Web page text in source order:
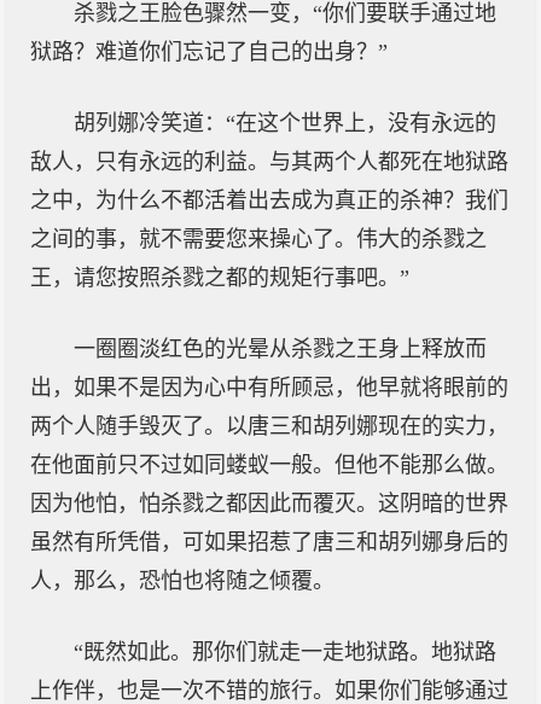
杀戮之王脸色骤然一变，“你们要联手通过地
狱路？难道你们忘记了自己的出身？”
胡列娜冷笑道：“在这个世界上，没有永远的
敌人，只有永远的利益。与其两个人都死在地狱路
之中，为什么不都活着出去成为真正的杀神？我们
之间的事，就不需要您来操心了。伟大的杀戮之
王，请您按照杀戮之都的规矩行事吧。”
一圈圈淡红色的光晕从杀戮之王身上释放而
出，如果不是因为心中有所顾忌，他早就将眼前的
两个人随手毁灭了。以唐三和胡列娜现在的实力，
在他面前只不过如同蝼蚁一般。但他不能那么做。
因为他怕，怕杀戮之都因此而覆灭。这阴暗的世界
虽然有所凭借，可如果招惹了唐三和胡列娜身后的
人，那么，恐怕也将随之倾覆。
“既然如此。那你们就走一走地狱路。地狱路
上作伴，也是一次不错的旅行。如果你们能够通过